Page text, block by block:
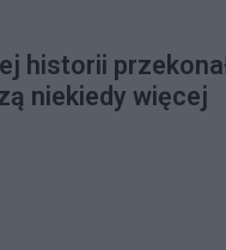
historii
niekiedy więcej